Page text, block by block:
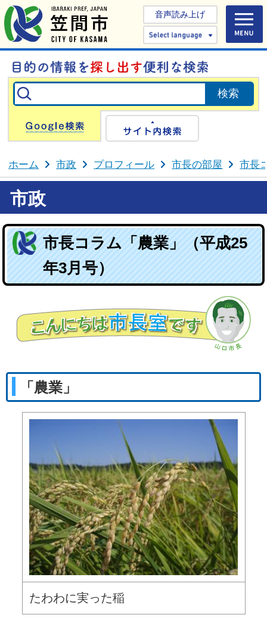
音声読み上げ
Select
Google検索
ホーム 市政 プロフィール 市長の部屋 市長
市政
市長コラム「農業」（平成25
年3月号）
「農業」
たわわに実った稲